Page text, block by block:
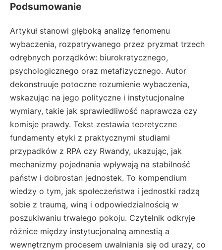
Podsumowanie
Artykuł stanowi głęboką analizę fenomenu
wybaczenia, rozpatrywanego przez pryzmat trzech
odrębnych porządków: biurokratycznego,
psychologicznego oraz metafizycznego. Autor
dekonstruuje potoczne rozumienie wybaczenia,
wskazując na jego polityczne i instytucjonalne
wymiary, takie jak sprawiedliwość naprawcza czy
komisje prawdy. Tekst zestawia teoretyczne
fundamenty etyki z praktycznymi studiami
przypadków z RPA czy Rwandy, ukazując, jak
mechanizmy pojednania wpływają na stabilność
państw i dobrostan jednostek. To kompendium
wiedzy o tym, jak społeczeństwa i jednostki radzą
sobie z traumą, winą i odpowiedzialnością w
poszukiwaniu trwałego pokoju. Czytelnik odkryje
różnice między instytucjonalną amnestią a
wewnętrznym procesem uwalniania się od urazy, co